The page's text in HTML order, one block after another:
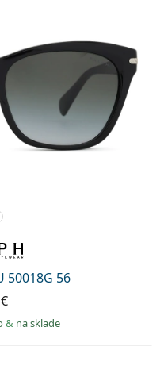
50018G 56
& na sklade